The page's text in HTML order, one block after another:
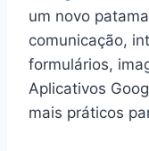
um novo
comunicação,
formulários,
Aplicativos
mais práticos